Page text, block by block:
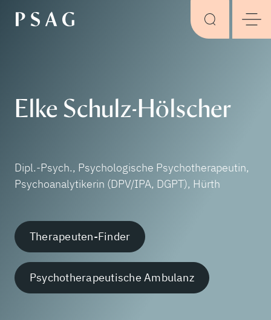
Elke Schulz-Hölscher
Dipl.-Psych., Psychologische Psychotherapeutin,
Psychoanalytikerin (DPV/IPA, DGPT), Hürth
Therapeuten-Finder
Psychotherapeutische Ambulanz